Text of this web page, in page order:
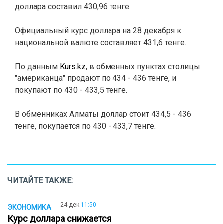
доллара составил 430,96 тенге.
Официальный курс доллара на 28 декабря к
национальной валюте составляет 431,6 тенге.
По данным Kurs.kz, в обменных пунктах столицы
"американца" продают по 434 - 436 тенге, и
покупают по 430 - 433,5 тенге.
В обменниках Алматы доллар стоит 434,5 - 436
тенге, покупается по 430 - 433,7 тенге.
ЧИТАЙТЕ ТАКЖЕ:
ЭКОНОМИКА 24 дек 11:50
Курс доллара снижается